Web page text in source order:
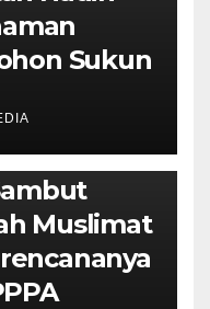
Sukun
Muslimat